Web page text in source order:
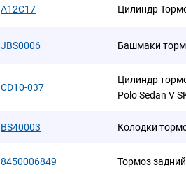
A12C17 Цилиндр
JBS0006 Башмаки
CD10-037
Цилиндр
Polo Sedan V
BS40003 Колодки
8450006849 Тормоз